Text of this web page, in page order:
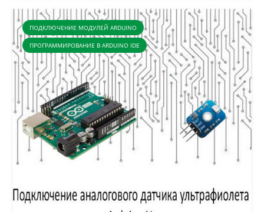
ПОДКЛЮЧЕНИЕ МОДУЛЕЙ ARDUINO
ПРОГРАММИРОВАНИЕ В ARDUINO IDE